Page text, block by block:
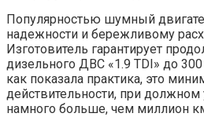
Популярностью шумный
надежности и бережливому
Изготовитель гарантирует
дизельного ДВС «1.9 TDI» до
как показала практика, это
действительности, при должном
намного больше, чем миллион